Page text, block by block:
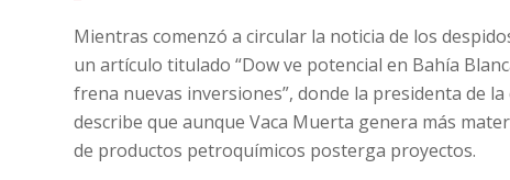
Mientras comenzó a circular la noticia de los
un artículo titulado “Dow ve potencial en Bahía
frena nuevas inversiones”, donde la presidenta de
describe que aunque Vaca Muerta genera más
de productos petroquímicos posterga proyectos.